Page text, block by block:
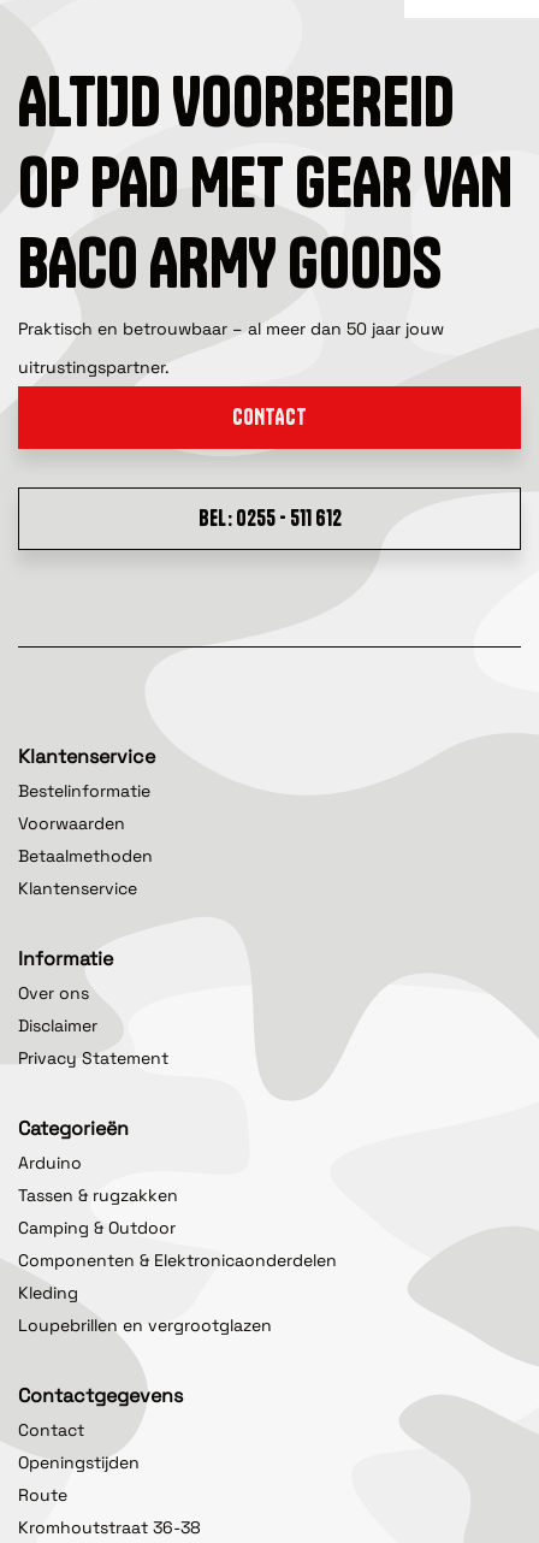
ALTIJD VOORBEREID
OP PAD MET GEAR VAN
BACO ARMY GOODS
Praktisch en betrouwbaar – al meer dan 50 jaar jouw
uitrustingspartner.
CONTACT
BEL: 0255 - 511 612
Klantenservice
Bestelinformatie
Voorwaarden
Betaalmethoden
Klantenservice
Informatie
Over ons
Disclaimer
Privacy Statement
Categorieën
Arduino
Tassen & rugzakken
Camping & Outdoor
Componenten & Elektronicaonderdelen
Kleding
Loupebrillen en vergrootglazen
Contactgegevens
Contact
Openingstijden
Route
Kromhoutstraat 36-38